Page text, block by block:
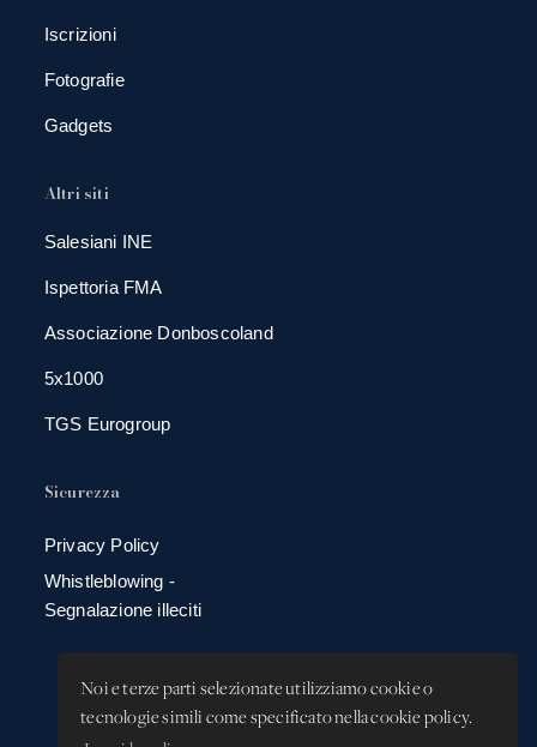
Noi e terze parti selezionate utilizziamo cookie o
tecnologie simili come specificato nella cookie policy.
Iscrizioni
Fotografie
Gadgets
Altri siti
Salesiani INE
Ispettoria FMA
Associazione Donboscoland
5x1000
TGS Eurogroup
Sicurezza
Privacy Policy
Whistleblowing -
Segnalazione illeciti